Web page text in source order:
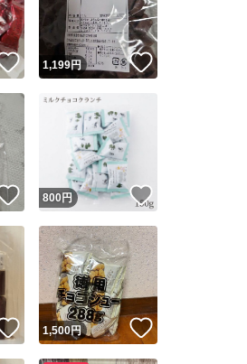
いいね！
1,199円 いいね！
いいね！
800 円
いいね！
1,500円 いいね！